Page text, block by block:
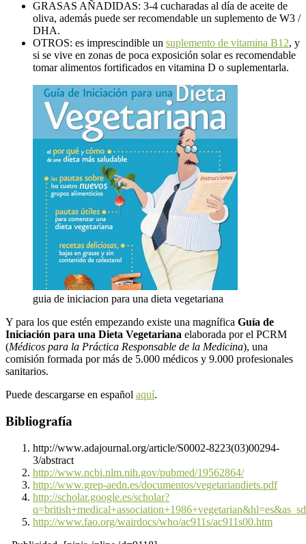
GRASAS AÑADIDAS: 3-4 cucharadas al día de aceite de
oliva, además puede ser recomendable un suplemento de W3 /
DHA.
OTROS: es imprescindible un suplemento de vitamina B12, y
si se vive en zonas de poca exposición solar es recomendable
tomar alimentos fortificados en vitamina D o suplementarla.
guia de iniciacion para una dieta vegetariana
Y para los que estén empezando existe una magnífica Guía de
Iniciación para una Dieta Vegetariana elaborada por el PCRM
(Médicos para la Práctica Responsable de la Medicina), una
comisión formada por más de 5.000 médicos y 9.000 profesionales
sanitarios.
Puede descargarse en español aquí.
Bibliografía
http://www.adajournal.org/article/S0002-8223(03)00294-
3/abstract
http://www.ncbi.nlm.nih.gov/pubmed/19562864/
http://www.grep-aedn.es/documentos/vegetariandiets.pdf
http://scholar.google.es/scholar?
http://www.fao.org/wairdocs/who/ac911s/ac911s00.htm